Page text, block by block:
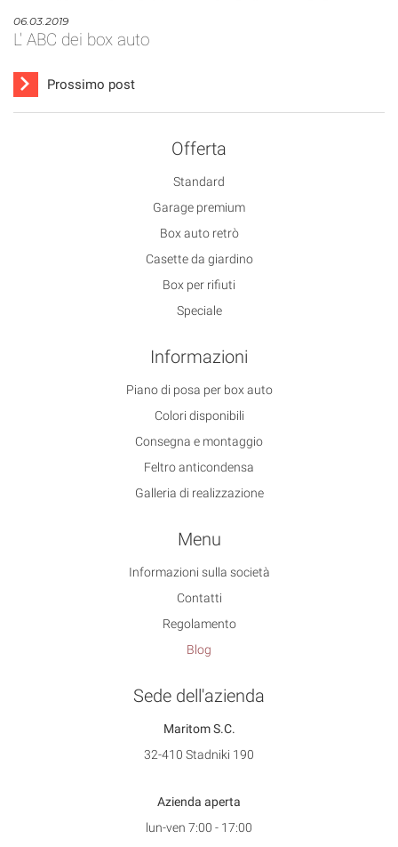
06.03.2019
L' ABC dei box auto
Prossimo post
Offerta
Standard
Garage premium
Box auto retrò
Casette da giardino
Box per rifiuti
Speciale
Informazioni
Piano di posa per box auto
Colori disponibili
Consegna e montaggio
Feltro anticondensa
Galleria di realizzazione
Menu
Informazioni sulla società
Contatti
Regolamento
Blog
Sede dell'azienda
Maritom S.C.
32-410 Stadniki 190
Azienda aperta
lun-ven 7:00 - 17:00